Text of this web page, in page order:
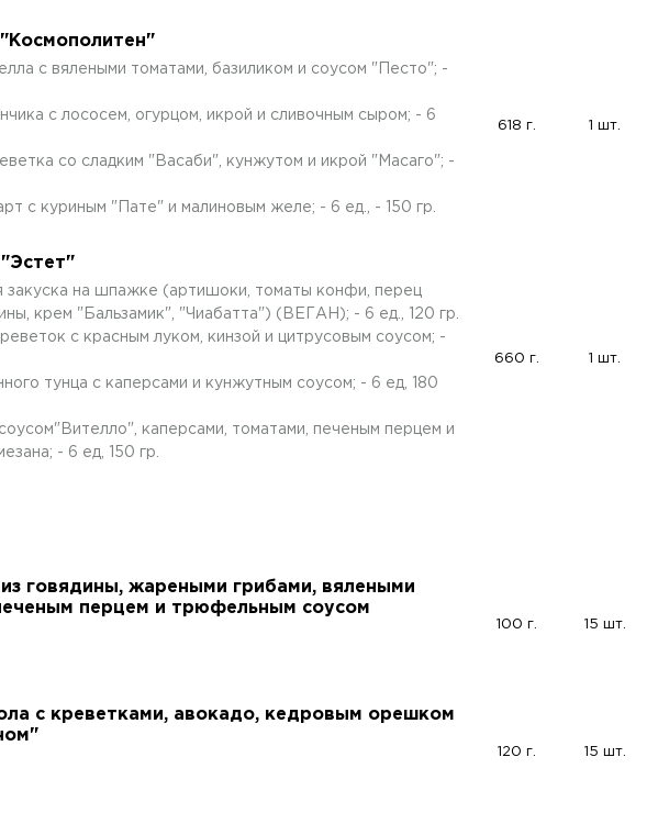
с вялеными томатами, базиликом и соусом "Песто"; -
с лососем, огурцом, икрой и сливочным сыром; - 6
со сладким "Васаби", кунжутом и икрой "Масаго"; -
с куриным "Пате" и малиновым желе; - 6 ед., - 150 гр.
618 г. 1 шт.
закуска на шпажке (артишоки, томаты конфи, перец
крем "Бальзамик", "Чиабатта") (ВЕГАН); - 6 ед., 120 гр.
с красным луком, кинзой и цитрусовым соусом; -
тунца с каперсами и кунжутным соусом; - 6 ед, 180
каперсами, томатами, печеным перцем и
- 6 ед, 150 гр.
660 г. 1 шт.
из говядины, жареными грибами, вялеными
перцем и трюфельным соусом
100 г. 15 шт.
с креветками, авокадо, кедровым орешком
120 г. 15 шт.